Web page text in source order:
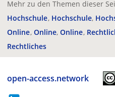
Mehr zu den Themen dieser
Hochschule Hochschule
Online Online Online
Rechtliches
open-access.network